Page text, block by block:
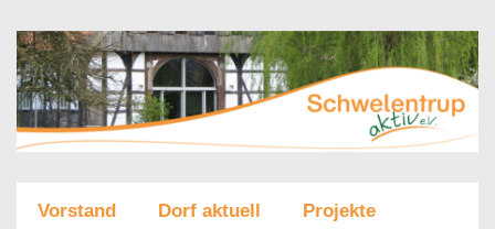
Zum
Inhalt
Main
Vorstand Dorf aktuell Projekte